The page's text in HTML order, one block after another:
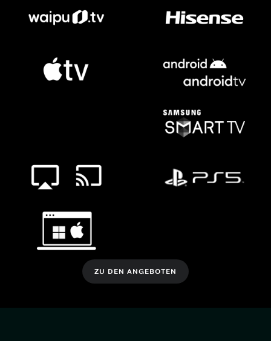
ZU DEN ANGEBOTEN